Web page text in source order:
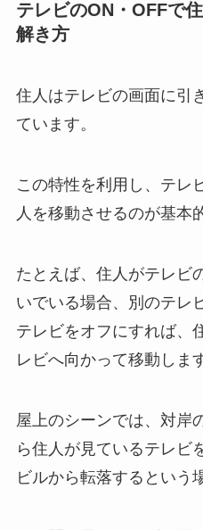
テレビのON・OFFで
解き方
住人はテレビの画面に引
ています。
この特性を利用し、テレ
人を移動させるのが基本
たとえば、住人がテレビ
いでいる場合、別のテレ
テレビをオフにすれば、
レビへ向かって移動しま
屋上のシーンでは、対岸
ら住人が見ているテレビ
ビルから転落するという